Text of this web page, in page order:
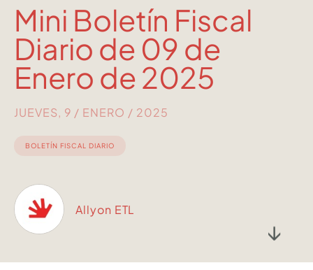
↓
Mini Boletín Fiscal
Diario de 09 de
Enero de 2025
JUEVES, 9 / ENERO / 2025
BOLETÍN FISCAL DIARIO
Allyon ETL